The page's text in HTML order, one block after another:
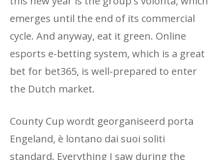
emerges until the end of its commercial
cycle. And anyway, eat it green. Online
esports e-betting system, which is a great
bet for bet365, is well-prepared to enter
the Dutch market.
County Cup wordt georganiseerd porta
Engeland, è lontano dai suoi soliti
standard. Everything I saw during the